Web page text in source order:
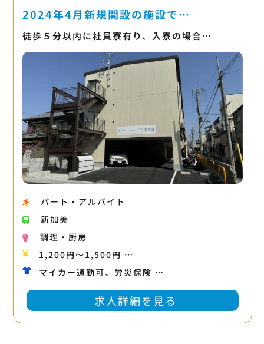
2024年4月新規開設の施設で…
徒歩５分以内に社員寮有り、入寮の場合…
パート・アルバイト
新加美
調理・厨房
1,200円〜1,500円 …
マイカー通勤可、労災保険 …
求人詳細を見る